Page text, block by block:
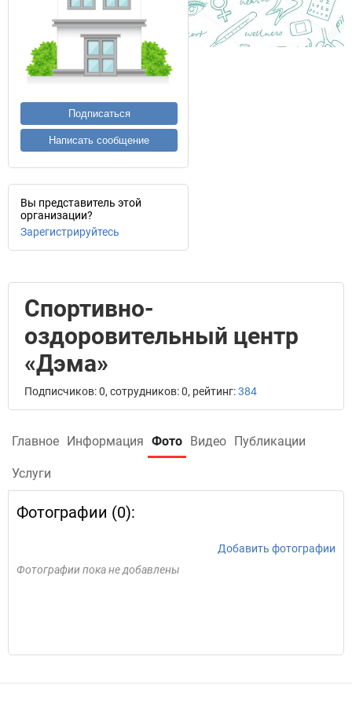
Подписаться
Написать сообщение
Вы представитель этой
организации?
Зарегистрируйтесь
Спортивно-
оздоровительный центр
«Дэма»
Подписчиков: 0, сотрудников: 0, рейтинг:384
Главное Информация Фото Видео Публикации
Услуги
Фотографии (0):
Добавить фотографии
Фотографии пока не добавлены